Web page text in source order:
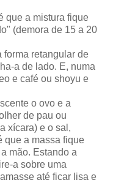
que a mistura fique
(demora de 15 a 20
forma retangular de
a de lado. E, numa
e café ou shoyu e
o ovo e a
de pau ou
xícara) e o sal,
que a massa fique
mão. Estando a
a sobre uma
até ficar lisa e